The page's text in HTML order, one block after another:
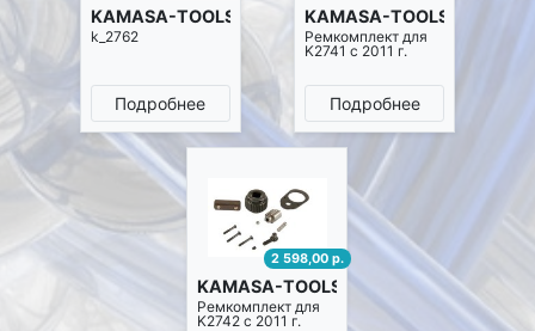
KAMASA-TOOLS K2762
k_2762
Подробнее
KAMASA-TOOLS KR2741
Ремкомплект для
K2741 с 2011 г.
Подробнее
2 598,00 р.
KAMASA-TOOLS KR2742
Ремкомплект для
K2742 с 2011 г.